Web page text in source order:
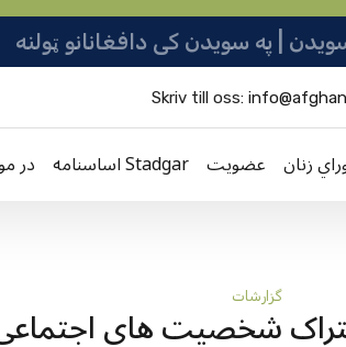
Skriv till oss:
در اساسنامه Stadgar عضویت زنان
گزارشات
شخصيت هاي